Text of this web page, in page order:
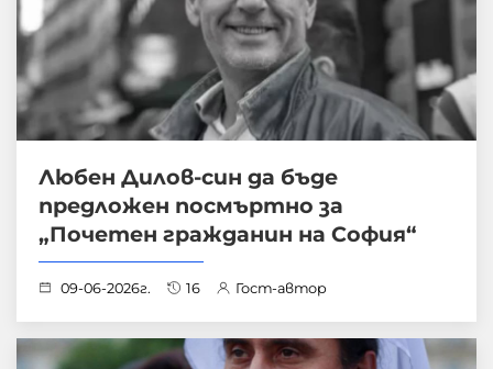
Любен Дилов-син да бъде
предложен посмъртно за
„Почетен гражданин на София“
09-06-2026г. 16 Гост-автор